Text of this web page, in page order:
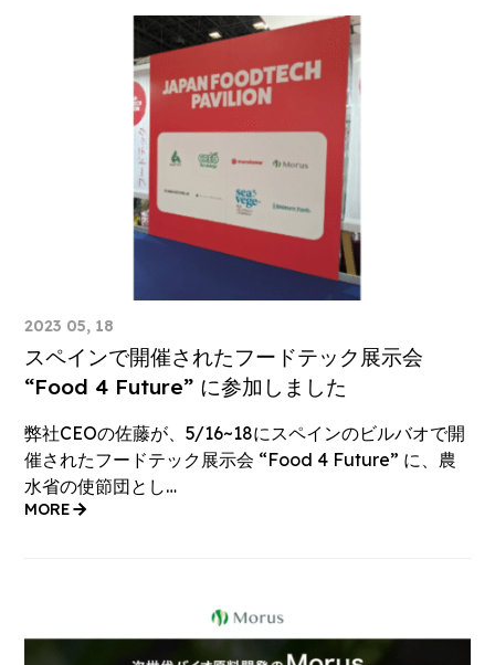
2023 05, 18
スペインで開催されたフードテック展示会
“Food 4 Future” に参加しました
弊社CEOの佐藤が、5/16~18にスペインのビルバオで開
催されたフードテック展示会 “Food 4 Future” に、農
水省の使節団とし…
MORE